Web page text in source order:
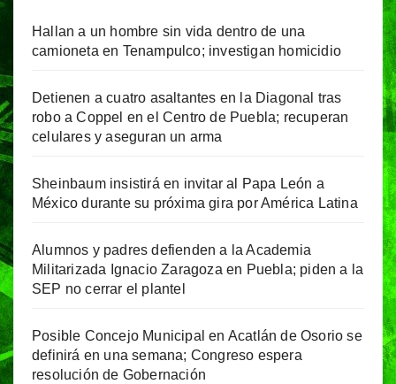
Hallan a un hombre sin vida dentro de una
camioneta en Tenampulco; investigan homicidio
Detienen a cuatro asaltantes en la Diagonal tras
robo a Coppel en el Centro de Puebla; recuperan
celulares y aseguran un arma
Sheinbaum insistirá en invitar al Papa León a
México durante su próxima gira por América Latina
Alumnos y padres defienden a la Academia
Militarizada Ignacio Zaragoza en Puebla; piden a la
SEP no cerrar el plantel
Posible Concejo Municipal en Acatlán de Osorio se
definirá en una semana; Congreso espera
resolución de Gobernación